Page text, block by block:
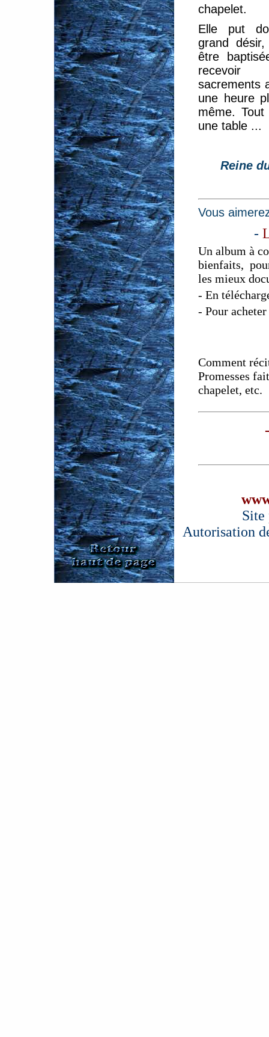
chapelet.
Elle put
grand
être
recevoir
sacrements
une heure
même.
une table ...
Reine
Vous
-
Un album à
bienfaits,
les mieux
- En
- Pour
Comment
Promesses
chapelet, etc.
Site
Autorisation